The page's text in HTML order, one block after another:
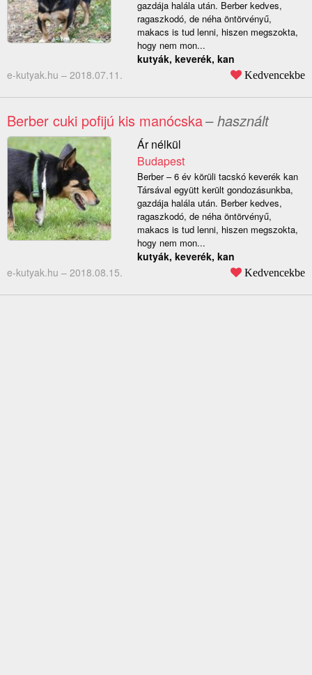
gazdája halála után. Berber kedves,
ragaszkodó, de néha öntörvényű,
makacs is tud lenni, hiszen megszokta,
hogy nem mon...
kutyák, keverék, kan
e-kutyak.hu – 2018.07.11. Kedvencekbe
Berber cuki pofijú kis manócska– használt
Ár nélkül
Budapest
Berber – 6 év körüli tacskó keverék kan
Társával együtt került gondozásunkba,
gazdája halála után. Berber kedves,
ragaszkodó, de néha öntörvényű,
makacs is tud lenni, hiszen megszokta,
hogy nem mon...
kutyák, keverék, kan
e-kutyak.hu – 2018.08.15. Kedvencekbe